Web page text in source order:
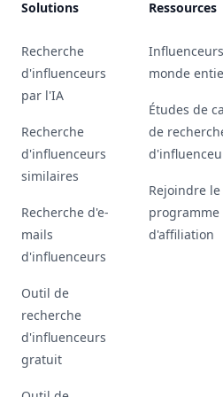
Solutions
Recherche
d'influenceurs
par l'IA
Recherche
d'influenceurs
similaires
Recherche d'e-
mails
d'influenceurs
Outil de
recherche
d'influenceurs
gratuit
Ressources
monde
Études de
de
Rejoindre le
programme
d'affiliation